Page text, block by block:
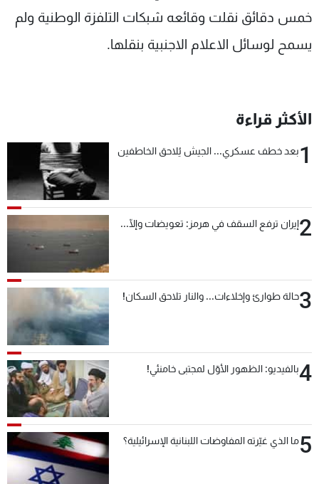
خمس دقائق نقلت وقائعه شبكات التلفزة الوطنية ولم
يسمح لوسائل الاعلام الاجنبية بنقلها.
الأكثر قراءة
1بعد خطف عسكري... الجيش يُلاحق الخاطفين
2إيران ترفع السقف في هرمز: تعويضات وإلّا...
3حالة طوارئ وإخلاءات... والنار تلاحق السكان!
4بالفيديو: الظهور الأوّل لمجتبى خامنئي!
5ما الذي غيّرته المفاوضات اللبنانية الإسرائيلية؟